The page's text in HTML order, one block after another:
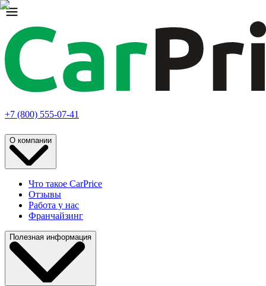
+7 (800) 555-07-41
О компании
Что такое CarPrice
Отзывы
Работа у нас
Франчайзинг
Полезная информация